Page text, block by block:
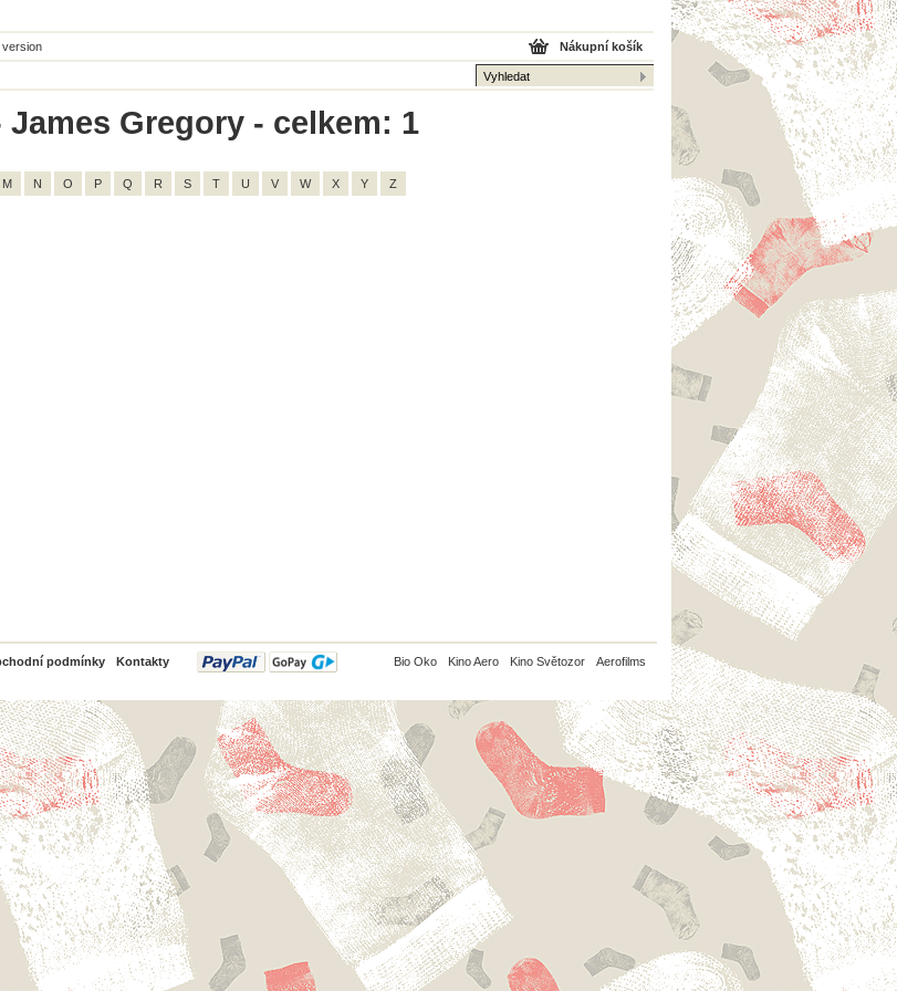
version Nákupní košík
James Gregory - celkem: 1
M N O P Q R S T U V W X Y Z
podmínky Kontakty Bio Oko Kino Aero Kino Světozor Aerofilms